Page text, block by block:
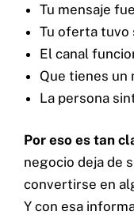
Tu mensaje
Tu oferta tuvo
El canal
Que tienes un
La persona
Por eso es tan
negocio deja de
convertirse en
Y con esa